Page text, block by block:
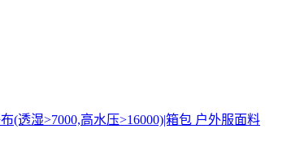
(透湿>7000,高水压>16000)|箱包 户外服面料